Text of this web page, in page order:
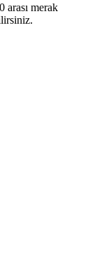
arası merak